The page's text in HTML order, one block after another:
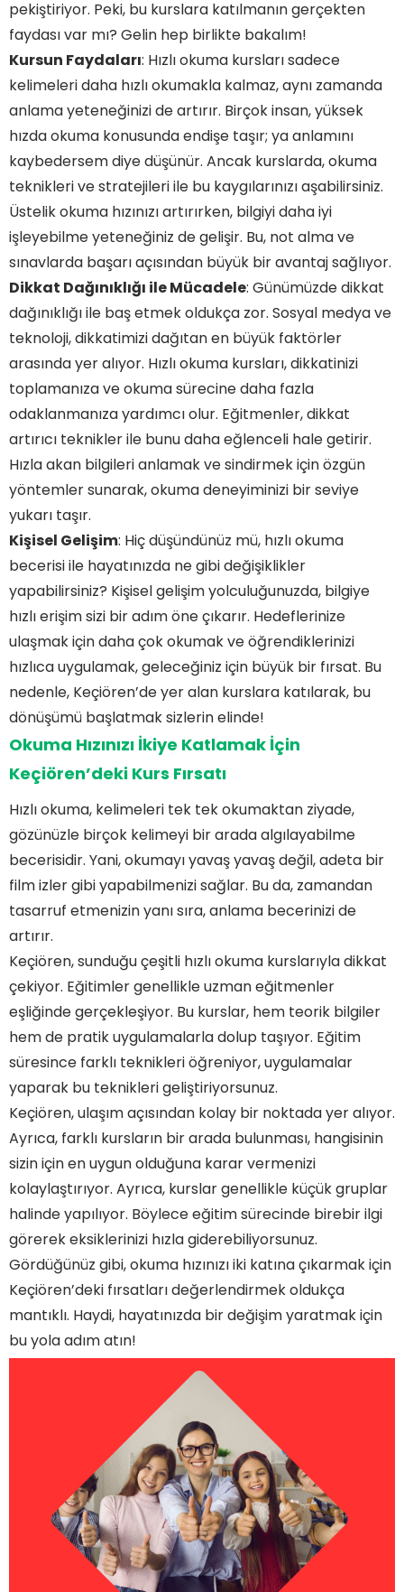
pekiştiriyor. Peki, bu kurslara katılmanın gerçekten
faydası var mı? Gelin hep birlikte bakalım!
Kursun Faydaları: Hızlı okuma kursları sadece
kelimeleri daha hızlı okumakla kalmaz, aynı zamanda
anlama yeteneğinizi de artırır. Birçok insan, yüksek
hızda okuma konusunda endişe taşır; ya anlamını
kaybedersem diye düşünür. Ancak kurslarda, okuma
teknikleri ve stratejileri ile bu kaygılarınızı aşabilirsiniz.
Üstelik okuma hızınızı artırırken, bilgiyi daha iyi
işleyebilme yeteneğiniz de gelişir. Bu, not alma ve
sınavlarda başarı açısından büyük bir avantaj sağlıyor.
Dikkat Dağınıklığı ile Mücadele: Günümüzde dikkat
dağınıklığı ile baş etmek oldukça zor. Sosyal medya ve
teknoloji, dikkatimizi dağıtan en büyük faktörler
arasında yer alıyor. Hızlı okuma kursları, dikkatinizi
toplamanıza ve okuma sürecine daha fazla
odaklanmanıza yardımcı olur. Eğitmenler, dikkat
artırıcı teknikler ile bunu daha eğlenceli hale getirir.
Hızla akan bilgileri anlamak ve sindirmek için özgün
yöntemler sunarak, okuma deneyiminizi bir seviye
yukarı taşır.
Kişisel Gelişim: Hiç düşündünüz mü, hızlı okuma
becerisi ile hayatınızda ne gibi değişiklikler
yapabilirsiniz? Kişisel gelişim yolculuğunuzda, bilgiye
hızlı erişim sizi bir adım öne çıkarır. Hedeflerinize
ulaşmak için daha çok okumak ve öğrendiklerinizi
hızlıca uygulamak, geleceğiniz için büyük bir fırsat. Bu
nedenle, Keçiören’de yer alan kurslara katılarak, bu
dönüşümü başlatmak sizlerin elinde!
Okuma Hızınızı İkiye Katlamak İçin
Keçiören’deki Kurs Fırsatı
Hızlı okuma, kelimeleri tek tek okumaktan ziyade,
gözünüzle birçok kelimeyi bir arada algılayabilme
becerisidir. Yani, okumayı yavaş yavaş değil, adeta bir
film izler gibi yapabilmenizi sağlar. Bu da, zamandan
tasarruf etmenizin yanı sıra, anlama becerinizi de
artırır.
Keçiören, sunduğu çeşitli hızlı okuma kurslarıyla dikkat
çekiyor. Eğitimler genellikle uzman eğitmenler
eşliğinde gerçekleşiyor. Bu kurslar, hem teorik bilgiler
hem de pratik uygulamalarla dolup taşıyor. Eğitim
süresince farklı teknikleri öğreniyor, uygulamalar
yaparak bu teknikleri geliştiriyorsunuz.
Keçiören, ulaşım açısından kolay bir noktada yer alıyor.
Ayrıca, farklı kursların bir arada bulunması, hangisinin
sizin için en uygun olduğuna karar vermenizi
kolaylaştırıyor. Ayrıca, kurslar genellikle küçük gruplar
halinde yapılıyor. Böylece eğitim sürecinde birebir ilgi
görerek eksiklerinizi hızla giderebiliyorsunuz.
Gördüğünüz gibi, okuma hızınızı iki katına çıkarmak için
Keçiören’deki fırsatları değerlendirmek oldukça
mantıklı. Haydi, hayatınızda bir değişim yaratmak için
bu yola adım atın!
Keçiören'de Zihin Açan Eğitim: Hızlı Okuma
Kursuna Katılın!
Okuma Hızınızı İkiye Katlamak İçin Keçiören'deki
Kurs Fırsatı
Keçiören Hızlı Okuma Kursu: Zamanı Yönetmenin
Yolu!
Kelime Avcılığı: Keçiören Hızlı Okuma Kursuna
Dair Her Şey!
Sıkça Sorulan Sorular